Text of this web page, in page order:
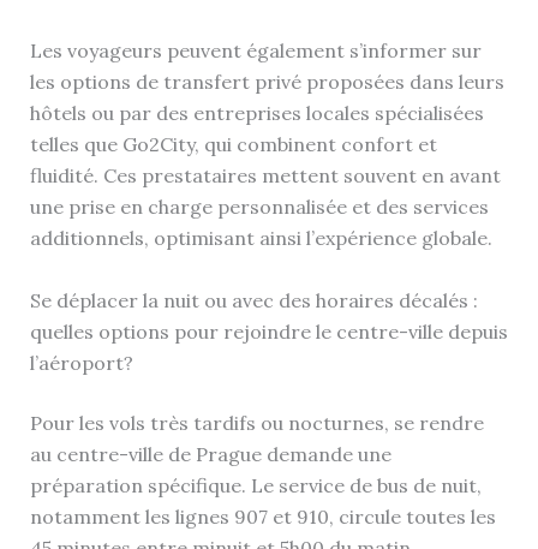
Les voyageurs peuvent également s’informer sur
les options de transfert privé proposées dans leurs
hôtels ou par des entreprises locales spécialisées
telles que Go2City, qui combinent confort et
fluidité. Ces prestataires mettent souvent en avant
une prise en charge personnalisée et des services
additionnels, optimisant ainsi l’expérience globale.
Se déplacer la nuit ou avec des horaires décalés :
quelles options pour rejoindre le centre-ville depuis
l’aéroport?
Pour les vols très tardifs ou nocturnes, se rendre
au centre-ville de Prague demande une
préparation spécifique. Le service de bus de nuit,
notamment les lignes 907 et 910, circule toutes les